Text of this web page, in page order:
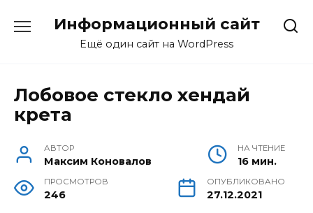
Информационный сайт
Ещё один сайт на WordPress
Лобовое стекло хендай
крета
АВТОР
Максим Коновалов
НА ЧТЕНИЕ
16 мин.
ПРОСМОТРОВ
246
ОПУБЛИКОВАНО
27.12.2021